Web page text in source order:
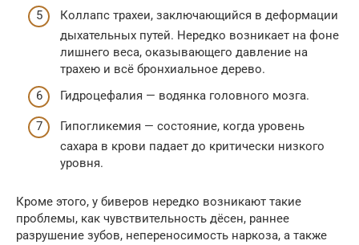
Коллапс трахеи, заключающийся в деформации
дыхательных путей. Нередко возникает на фоне
лишнего веса, оказывающего давление на
трахею и всё бронхиальное дерево.
Гидроцефалия — водянка головного мозга.
Гипогликемия — состояние, когда уровень
сахара в крови падает до критически низкого
уровня.
Кроме этого, у биверов нередко возникают такие
проблемы, как чувствительность дёсен, раннее
разрушение зубов, непереносимость наркоза, а также